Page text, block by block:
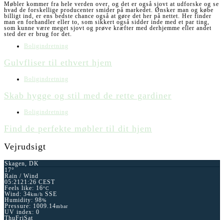
Møbler kommer fra hele verden over, og det er også sjovt at udforske og se
hvad de forskellige producenter smider på markedet. Ønsker man og købe
billigt ind, er ens bedste chance også at gøre det her på nettet. Her finder
man en forhandler eller to, som sikkert også sidder inde med et par ting,
som kunne være meget sjovt og prøve kræfter med derhjemme eller andet
sted der er brug for det.
Boligindretning
Gulvfliser til ethvert hjem
Boligindretning
Skab hygge og stil med de rette gardiner
Boligindretning
Find de perfekte møbler til dit hjem
Vejrudsigt
Skagen, DK
17°
Rain / Wind
05:2121:26 CEST
Feels like: 16°C
Wind: 34km/h SSE
Humidity: 98%
Pressure: 1009.14mbar
UV index: 0
ThuFriSat